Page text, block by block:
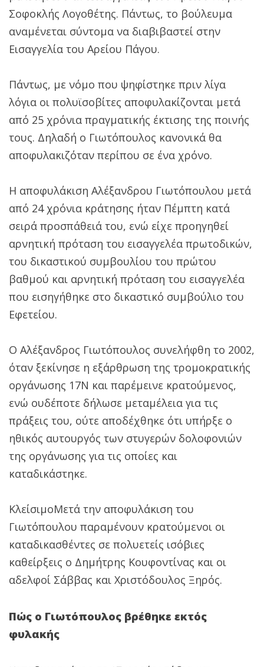
Σοφοκλής Λογοθέτης. Πάντως, το βούλευμα
αναμένεται σύντομα να διαβιβαστεί στην
Εισαγγελία του Αρείου Πάγου.
Πάντως, με νόμο που ψηφίστηκε πριν λίγα
λόγια οι πολυϊσοβίτες αποφυλακίζονται μετά
από 25 χρόνια πραγματικής έκτισης της ποινής
τους. Δηλαδή ο Γιωτόπουλος κανονικά θα
αποφυλακιζόταν περίπου σε ένα χρόνο.
Η αποφυλάκιση Αλέξανδρου Γιωτόπουλου μετά
από 24 χρόνια κράτησης ήταν Πέμπτη κατά
σειρά προσπάθειά του, ενώ είχε προηγηθεί
αρνητική πρόταση του εισαγγελέα πρωτοδικών,
του δικαστικού συμβουλίου του πρώτου
βαθμού και αρνητική πρόταση του εισαγγελέα
που εισηγήθηκε στο δικαστικό συμβούλιο του
Εφετείου.
Ο Αλέξανδρος Γιωτόπουλος συνελήφθη το 2002,
όταν ξεκίνησε η εξάρθρωση της τρομοκρατικής
οργάνωσης 17Ν και παρέμεινε κρατούμενος,
ενώ ουδέποτε δήλωσε μεταμέλεια για τις
πράξεις του, ούτε αποδέχθηκε ότι υπήρξε ο
ηθικός αυτουργός των στυγερών δολοφονιών
της οργάνωσης για τις οποίες και
καταδικάστηκε.
ΚλείσιμοΜετά την αποφυλάκιση του
Γιωτόπουλου παραμένουν κρατούμενοι οι
καταδικασθέντες σε πολυετείς ισόβιες
καθείρξεις ο Δημήτρης Κουφοντίνας και οι
αδελφοί Σάββας και Χριστόδουλος Ξηρός.
Πώς ο Γιωτόπουλος βρέθηκε εκτός
φυλακής